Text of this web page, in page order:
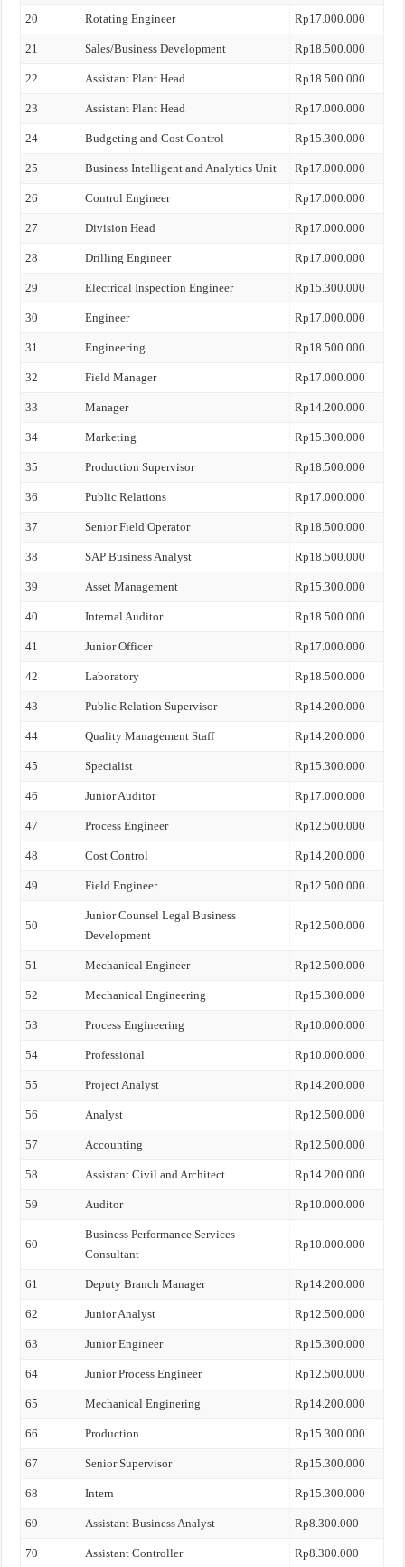
20 Rotating Engineer Rp17.000.000
21 Sales/Business Development Rp18.500.000
22 Assistant Plant Head Rp18.500.000
23 Assistant Plant Head Rp17.000.000
24 Budgeting and Cost Control Rp15.300.000
25 Business Intelligent and Analytics Unit Rp17.000.000
26 Control Engineer Rp17.000.000
27 Division Head Rp17.000.000
28 Drilling Engineer Rp17.000.000
29 Electrical Inspection Engineer Rp15.300.000
30 Engineer Rp17.000.000
31 Engineering Rp18.500.000
32 Field Manager Rp17.000.000
33 Manager Rp14.200.000
34 Marketing Rp15.300.000
35 Production Supervisor Rp18.500.000
36 Public Relations Rp17.000.000
37 Senior Field Operator Rp18.500.000
38 SAP Business Analyst Rp18.500.000
39 Asset Management Rp15.300.000
40 Internal Auditor Rp18.500.000
41 Junior Officer Rp17.000.000
42 Laboratory Rp18.500.000
43 Public Relation Supervisor Rp14.200.000
44 Quality Management Staff Rp14.200.000
45 Specialist Rp15.300.000
46 Junior Auditor Rp17.000.000
47 Process Engineer Rp12.500.000
48 Cost Control Rp14.200.000
49 Field Engineer Rp12.500.000
50
Junior Counsel Legal Business
Development
Rp12.500.000
51 Mechanical Engineer Rp12.500.000
52 Mechanical Engineering Rp15.300.000
53 Process Engineering Rp10.000.000
54 Professional Rp10.000.000
55 Project Analyst Rp14.200.000
56 Analyst Rp12.500.000
57 Accounting Rp12.500.000
58 Assistant Civil and Architect Rp14.200.000
59 Auditor Rp10.000.000
60
Business Performance Services
Consultant
Rp10.000.000
61 Deputy Branch Manager Rp14.200.000
62 Junior Analyst Rp12.500.000
63 Junior Engineer Rp15.300.000
64 Junior Process Engineer Rp12.500.000
65 Mechanical Enginering Rp14.200.000
66 Production Rp15.300.000
67 Senior Supervisor Rp15.300.000
68 Intern Rp15.300.000
69 Assistant Business Analyst Rp8.300.000
70 Assistant Controller Rp8.300.000